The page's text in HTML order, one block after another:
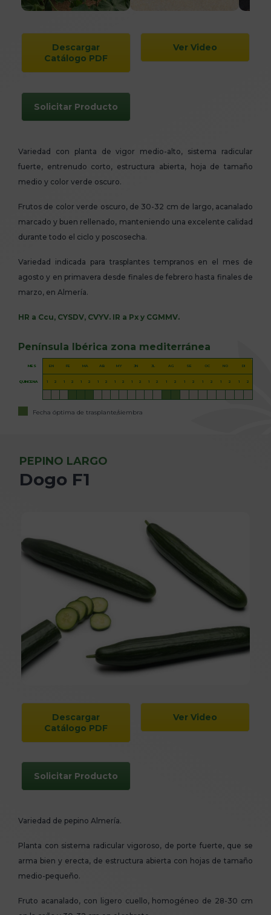
Descargar
Catálogo PDF
Ver Video
Solicitar Producto
Variedad con planta de vigor medio-alto, sistema radicular
fuerte, entrenudo corto, estructura abierta, hoja de tamaño
medio y color verde oscuro.
Frutos de color verde oscuro, de 30-32 cm de largo, acanalado
marcado y buen rellenado, manteniendo una excelente calidad
durante todo el ciclo y poscosecha.
Variedad indicada para trasplantes tempranos en el mes de
agosto y en primavera desde finales de febrero hasta finales de
marzo, en Almería.
HR a Ccu, CYSDV, CVYV. IR a Px y CGMMV.
Península Ibérica zona mediterránea
MES EN FE MA AB MY JN JL AG SE OC NO DI
QUINCENA 1 2 1 2 1 2 1 2 1 2 1 2 1 2 1 2 1 2 1 2 1 2 1 2
Fecha óptima de trasplante/siembra
Descargar
Catálogo PDF
Ver Video
Solicitar Producto
PEPINO LARGO
Dogo F1
Variedad de pepino Almería.
Planta con sistema radicular vigoroso, de porte fuerte, que se
arma bien y erecta, de estructura abierta con hojas de tamaño
medio-pequeño.
Fruto acanalado, con ligero cuello, homogéneo de 28-30 cm